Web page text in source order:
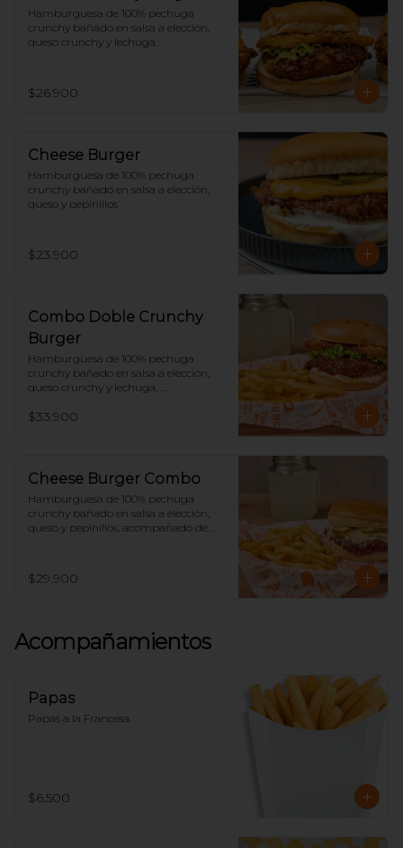
Hamburguesa de 100% pechuga
crunchy bañado en salsa a elección,
queso crunchy y lechuga.
$26.900
Cheese Burger
Hamburguesa de 100% pechuga
crunchy bañado en salsa a elección,
queso y pepinillos
$23.900
Combo Doble Crunchy
Burger
Hamburguesa de 100% pechuga
crunchy bañado en salsa a elección,
queso crunchy y lechuga,
$33.900
Cheese Burger Combo
Hamburguesa de 100% pechuga
crunchy bañado en salsa a elección,
queso y pepinillos, acompañado de
$29.900
Acompañamientos
Papas
Papas a la Francesa.
$6.500